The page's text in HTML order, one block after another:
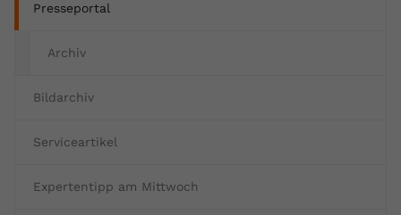
Presseportal
Archiv
Bildarchiv
Serviceartikel
Expertentipp am Mittwoch